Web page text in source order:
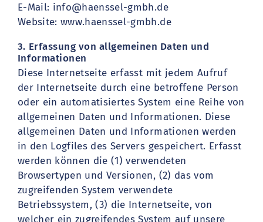
E-Mail: info@haenssel-gmbh.de
Website: www.haenssel-gmbh.de
3. Erfassung von allgemeinen Daten und
Informationen
Diese Internetseite erfasst mit jedem Aufruf
der Internetseite durch eine betroffene Person
oder ein automatisiertes System eine Reihe von
allgemeinen Daten und Informationen. Diese
allgemeinen Daten und Informationen werden
in den Logfiles des Servers gespeichert. Erfasst
werden können die (1) verwendeten
Browsertypen und Versionen, (2) das vom
zugreifenden System verwendete
Betriebssystem, (3) die Internetseite, von
welcher ein zugreifendes System auf unsere